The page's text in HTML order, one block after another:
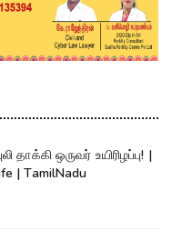
தாக்கி ஒருவர் உயிரிழப்பு! |
| TamilNadu